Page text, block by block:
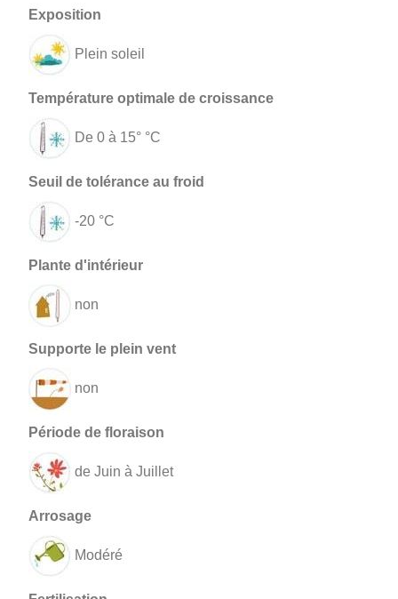
Plein soleil
De 0 à 15° °C
-20 °C
non
non
de Juin à Juillet
Modéré